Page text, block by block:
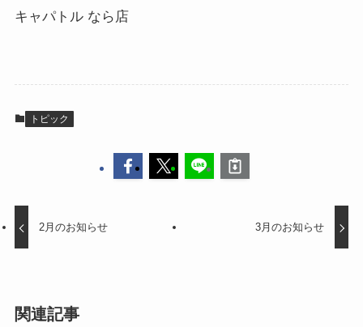
キャパトル なら店
トピック
2月のお知らせ 3月のお知らせ
関連記事